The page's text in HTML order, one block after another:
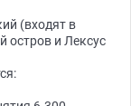
(входят в
остров и Лексус